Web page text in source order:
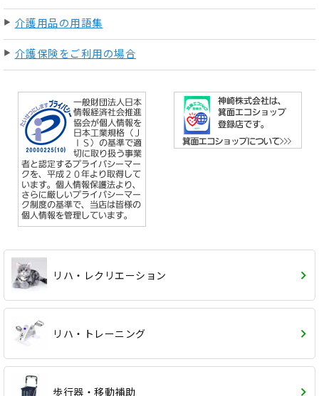
介護用品の用語集
介護保険をご利用の場合
リハ・レクリエーション
リハ・トレーニング
歩行器・移動補助